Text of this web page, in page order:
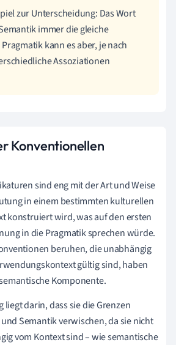
zur Unterscheidung: Das Wort
immer die gleiche
kann es aber, je nach
Assoziationen
Konventionellen
sind eng mit der Art und Weise
in einem bestimmten kulturellen
konstruiert wird, was auf den ersten
in die Pragmatik sprechen würde.
beruhen, die unabhängig
gültig sind, haben
Komponente.
liegt darin, dass sie die Grenzen
Semantik verwischen, da sie nicht
vom Kontext sind – wie semantische